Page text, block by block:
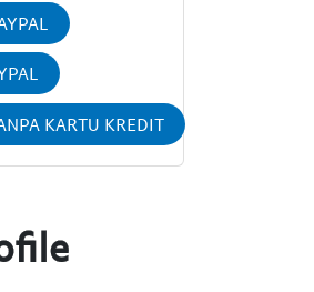
KARTU KREDIT